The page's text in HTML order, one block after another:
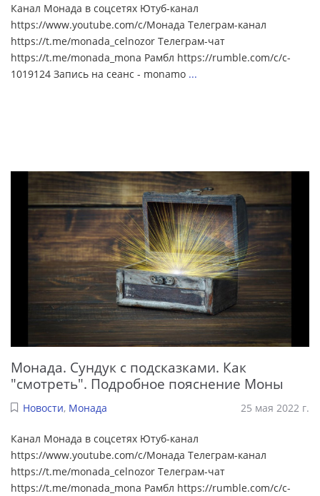
Канал Монада в соцсетях Ютуб-канал
https://www.youtube.com/c/Монада Телеграм-канал
https://t.me/monada_celnozor Телеграм-чат
https://t.me/monada_mona Рамбл https://rumble.com/c/c-
1019124 Запись на сеанс - monamo ...
Монада. Сундук с подсказками. Как
"смотреть". Подробное пояснение Моны
Новости, Монада 25 мая 2022 г.
Канал Монада в соцсетях Ютуб-канал
https://www.youtube.com/c/Монада Телеграм-канал
https://t.me/monada_celnozor Телеграм-чат
https://t.me/monada_mona Рамбл https://rumble.com/c/c-